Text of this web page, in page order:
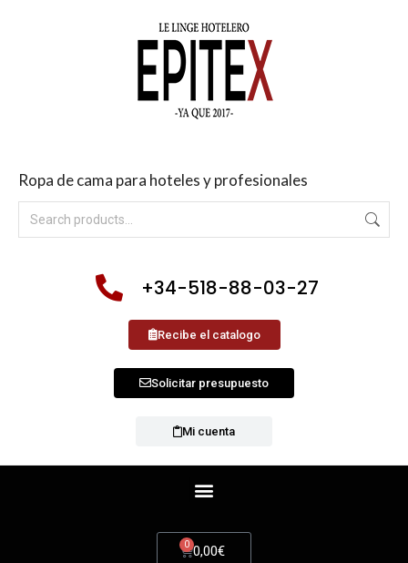
Ropa de cama para hoteles y profesionales
+34-518-88-03-27
Recibe el catalogo
Solicitar presupuesto
Mi cuenta
0,00€
0